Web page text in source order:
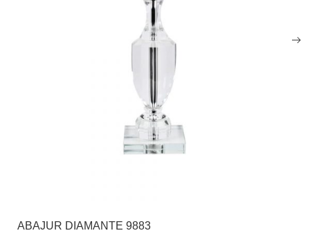
ABAJUR DIAMANTE 9883